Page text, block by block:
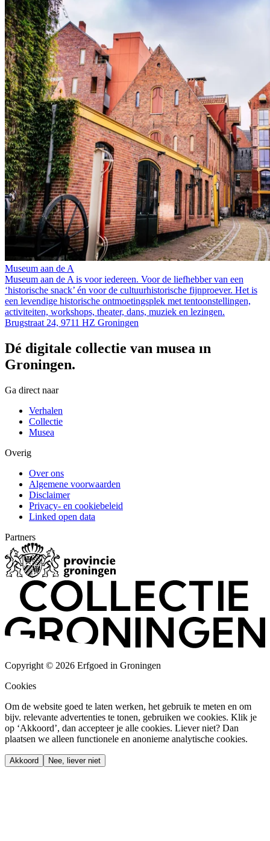
Museum aan de A
Museum aan de A is voor iedereen. Voor de liefhebber van een
‘historische snack’ én voor de cultuurhistorische fijnproever. Het is
een levendige historische ontmoetingsplek met tentoonstellingen,
activiteiten, workshops, theater, dans, muziek en lezingen.
Brugstraat 24, 9711 HZ Groningen
Dé digitale collectie van musea in
Groningen.
Ga direct naar
Verhalen
Collectie
Musea
Overig
Over ons
Algemene voorwaarden
Disclaimer
Privacy- en cookiebeleid
Linked open data
Partners
Copyright © 2026 Erfgoed in Groningen
Cookies
Om de website goed te laten werken, het gebruik te meten en om
bijv. relevante advertenties te tonen, gebruiken we cookies. Klik je
op ‘Akkoord’, dan accepteer je alle cookies. Liever niet? Dan
plaatsen we alleen functionele en anonieme analytische cookies.
Akkoord Nee, liever niet